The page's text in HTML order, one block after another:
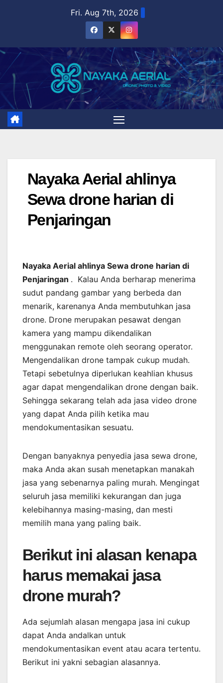
Fri. Aug 7th, 2026
Nayaka Aerial ahlinya
Sewa drone harian di
Penjaringan
Nayaka Aerial ahlinya Sewa drone harian di
Penjaringan . Kalau Anda berharap menerima
sudut pandang gambar yang berbeda dan
menarik, karenanya Anda membutuhkan jasa
drone. Drone merupakan pesawat dengan
kamera yang mampu dikendalikan
menggunakan remote oleh seorang operator.
Mengendalikan drone tampak cukup mudah.
Tetapi sebetulnya diperlukan keahlian khusus
agar dapat mengendalikan drone dengan baik.
Sehingga sekarang telah ada jasa video drone
yang dapat Anda pilih ketika mau
mendokumentasikan sesuatu.
Dengan banyaknya penyedia jasa sewa drone,
maka Anda akan susah menetapkan manakah
jasa yang sebenarnya paling murah. Mengingat
seluruh jasa memiliki kekurangan dan juga
kelebihannya masing-masing, dan mesti
memilih mana yang paling baik.
Berikut ini alasan kenapa
harus memakai jasa
drone murah?
Ada sejumlah alasan mengapa jasa ini cukup
dapat Anda andalkan untuk
mendokumentasikan event atau acara tertentu.
Berikut ini yakni sebagian alasannya.